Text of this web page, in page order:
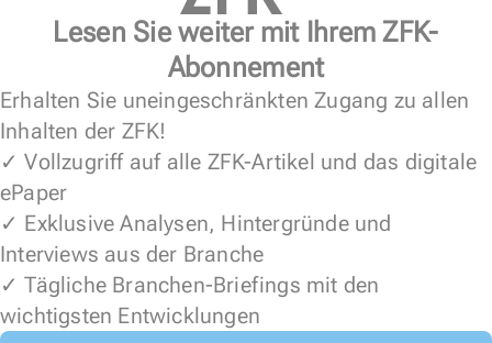
Lesen Sie weiter mit Ihrem ZFK-
Abonnement
Erhalten Sie uneingeschränkten Zugang zu allen
Inhalten der ZFK!
✓ Vollzugriff auf alle ZFK-Artikel und das digitale
ePaper
✓ Exklusive Analysen, Hintergründe und
Interviews aus der Branche
✓ Tägliche Branchen-Briefings mit den
wichtigsten Entwicklungen